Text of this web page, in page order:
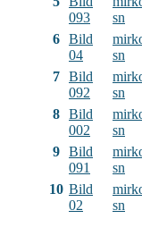
093
sn
6 Bild
04
sn
7 Bild
092
sn
8 Bild
002
sn
9 Bild
091
sn
10 Bild
02
sn